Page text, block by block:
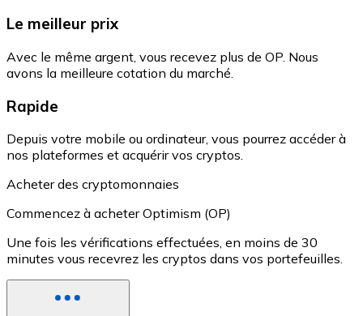
Le meilleur prix
Avec le même argent, vous recevez plus de OP. Nous
avons la meilleure cotation du marché.
Rapide
Depuis votre mobile ou ordinateur, vous pourrez accéder à
nos plateformes et acquérir vos cryptos.
Acheter des cryptomonnaies
Commencez à acheter Optimism (OP)
Une fois les vérifications effectuées, en moins de 30
minutes vous recevrez les cryptos dans vos portefeuilles.